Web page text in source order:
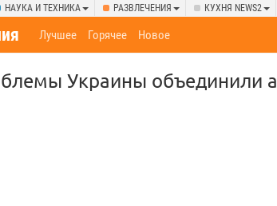
НАУКА И ТЕХНИКА РАЗВЛЕЧЕНИЯ КУХНЯ NEWS2
Лучшее Горячее Новое
Украины объединили